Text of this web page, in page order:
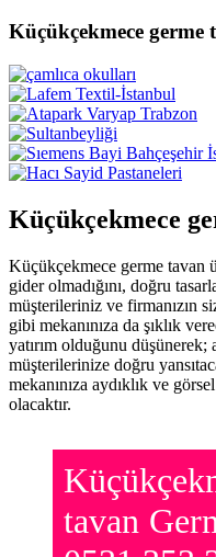
Küçükçekmece germe
Küçükçekmece
Küçükçekmece germe tavan
gider olmadığını, doğru
müşterileriniz ve firmanızın
gibi mekanınıza da şıklık
yatırım olduğunu
müşterilerinize doğru
mekanınıza aydıklık ve
olacaktır.
tavan